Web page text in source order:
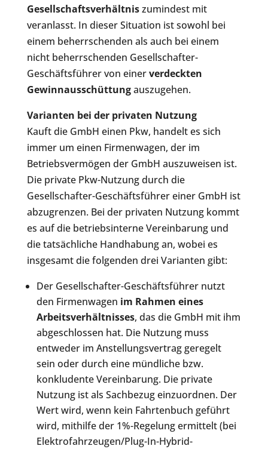
Gesellschaftsverhältniszumindest mit
veranlasst. In dieser Situation ist sowohl bei
einem beherrschenden als auch bei einem
nicht beherrschenden Gesellschafter-
Geschäftsführer von einerverdeckten
Gewinnausschüttungauszugehen.
Varianten bei der privaten Nutzung
Kauft die GmbH einen Pkw, handelt es sich
immer um einen Firmenwagen, der im
Betriebsvermögen der GmbH auszuweisen ist.
Die private Pkw-Nutzung durch die
Gesellschafter-Geschäftsführer einer GmbH ist
abzugrenzen. Bei der privaten Nutzung kommt
es auf die betriebsinterne Vereinbarung und
die tatsächliche Handhabung an, wobei es
insgesamt die folgenden drei Varianten gibt:
Der Gesellschafter-Geschäftsführer nutzt
den Firmenwagen im Rahmen eines
Arbeitsverhältnisses, das die GmbH mit ihm
abgeschlossen hat. Die Nutzung muss
entweder im Anstellungsvertrag geregelt
sein oder durch eine mündliche bzw.
konkludente Vereinbarung. Die private
Nutzung ist als Sachbezug einzuordnen. Der
Wert wird, wenn kein Fahrtenbuch geführt
wird, mithilfe der 1%-Regelung ermittelt (bei
Elektrofahrzeugen/Plug-In-Hybrid-